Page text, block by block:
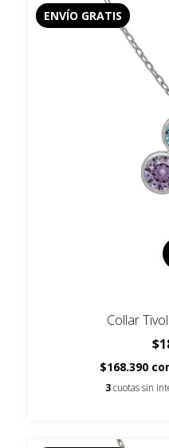
ENVÍO GRATIS
Collar
$168.390
3 cuotas sin